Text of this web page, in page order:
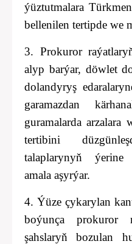
ýüztutmalara
bellenilen tertipde we
3. Prokuror
alyp barýar, döwlet
dolandyryş
garamazdan
guramalarda arzalara
tertibini
talaplarynyň
amala aşyrýar.
4. Ýüze çykarylan
boýunça prokuror
şahslaryň bozulan